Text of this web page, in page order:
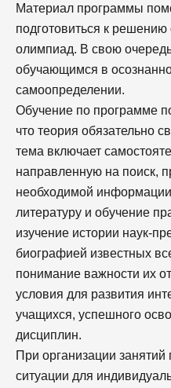
Материал программы
подготовиться к
олимпиад. В свою
обучающимся в
самоопределении.
Обучение по программе
что теория обязательно
тема включает
направленную на поиск,
необходимой
литературу и обучение
изучение истории наук-
биографией известных
понимание важности их
условия для развития
учащихся, успешного
дисциплин.
При организации занятий
ситуации для